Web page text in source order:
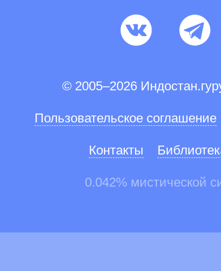
© 2005–2026
Пользовательское соглашение
Контакты
0.042% мистической